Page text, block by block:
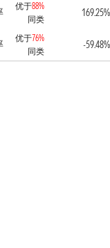
优于88%
同类
169.25%
优于76%
同类
-59.48%